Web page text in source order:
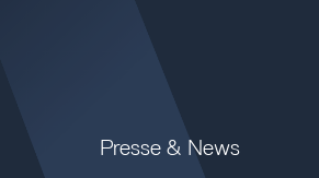
Presse & News